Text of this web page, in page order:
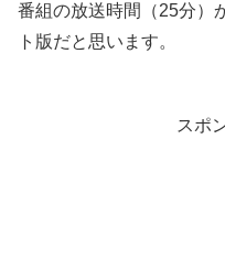
番組の放送時間（25分）
ト版だと思います。
スポ